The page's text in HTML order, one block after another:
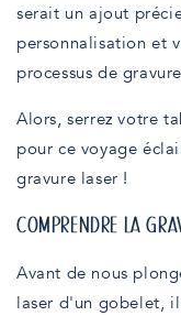
serait un ajout
personnalisation et
processus de
Alors, serrez votre
pour ce voyage
gravure laser !
COMPRENDRE LA
Avant de nous
laser d'un gobelet,